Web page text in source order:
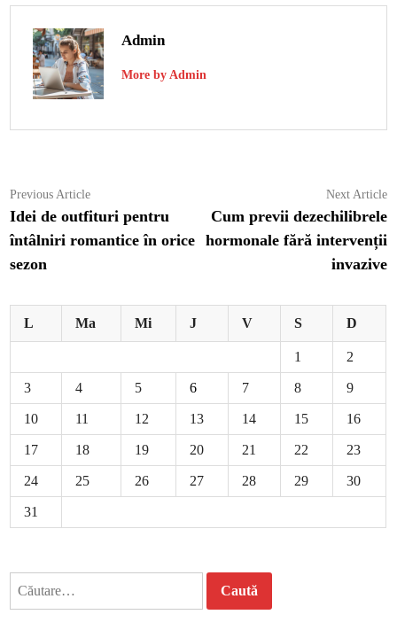
Admin
More by Admin
Navigare
în
articole
Previous ArticlePrevious
article:
Idei de outfituri pentru
întâlniri romantice în orice
sezon
Next Article
Cum previi dezechilibrele
hormonale fără intervenții
invazive
L Ma Mi J V S D
1 2
3 4 5 6 7 8 9
10 11 12 13 14 15 16
17 18 19 20 21 22 23
24 25 26 27 28 29 30
31